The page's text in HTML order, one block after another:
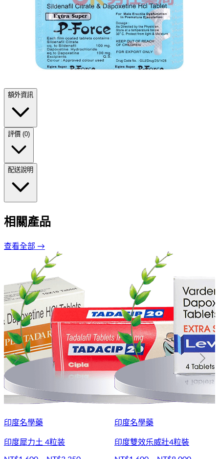
額外資訊
評價 (0)
配送說明
相關產品
查看全部 →
印度名學藥
印度犀力土 4粒装
印度名學藥
印度雙效乐威壯4粒裝